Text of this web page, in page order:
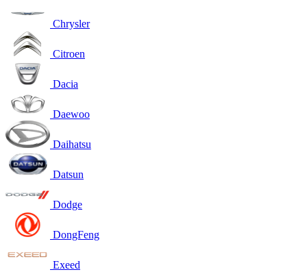
Chrysler
Citroen
Dacia
Daewoo
Daihatsu
Datsun
Dodge
DongFeng
Exeed